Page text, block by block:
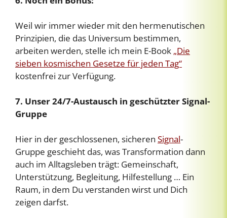
Weil wir immer wieder mit den hermenutischen
Prinzipien, die das Universum bestimmen,
arbeiten werden, stelle ich mein E-Book „Die
sieben kosmischen Gesetze für jeden Tag“
kostenfrei zur Verfügung.
7. Unser 24/7-Austausch in geschützter Signal-
Gruppe
Hier in der geschlossenen, sicheren Signal-
Gruppe geschieht das, was Transformation dann
auch im Alltagsleben trägt: Gemeinschaft,
Unterstützung, Begleitung, Hilfestellung … Ein
Raum, in dem Du verstanden wirst und Dich
zeigen darfst.